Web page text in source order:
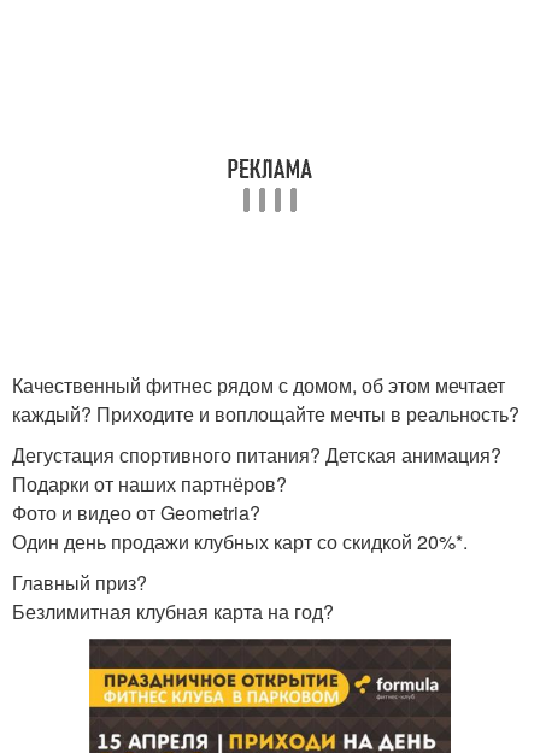
Качественный фитнес рядом с домом, об этом мечтает
каждый? Приходите и воплощайте мечты в реальность?
Дегустация спортивного питания? Детская анимация?
Подарки от наших партнёров?
Фото и видео от Geometria?
Один день продажи клубных карт со скидкой 20%*.
Главный приз?
Безлимитная клубная карта на год?